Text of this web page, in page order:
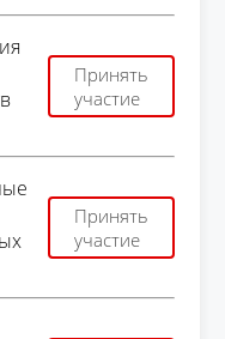
Принять
участие
Принять
участие